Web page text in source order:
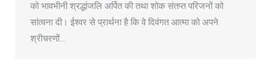
को भावभीनी श्रद्धांजलि अर्पित की तथा शोक संतप्त परिजनों को
सांत्वना दी। ईश्वर से प्रार्थना है कि वे दिवंगत आत्मा को अपने
श्रीचरणों…